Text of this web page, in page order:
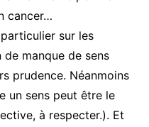
cancer…
particulier sur les
manque de sens
prudence. Néanmoins
un sens peut être le
à respecter.). Et